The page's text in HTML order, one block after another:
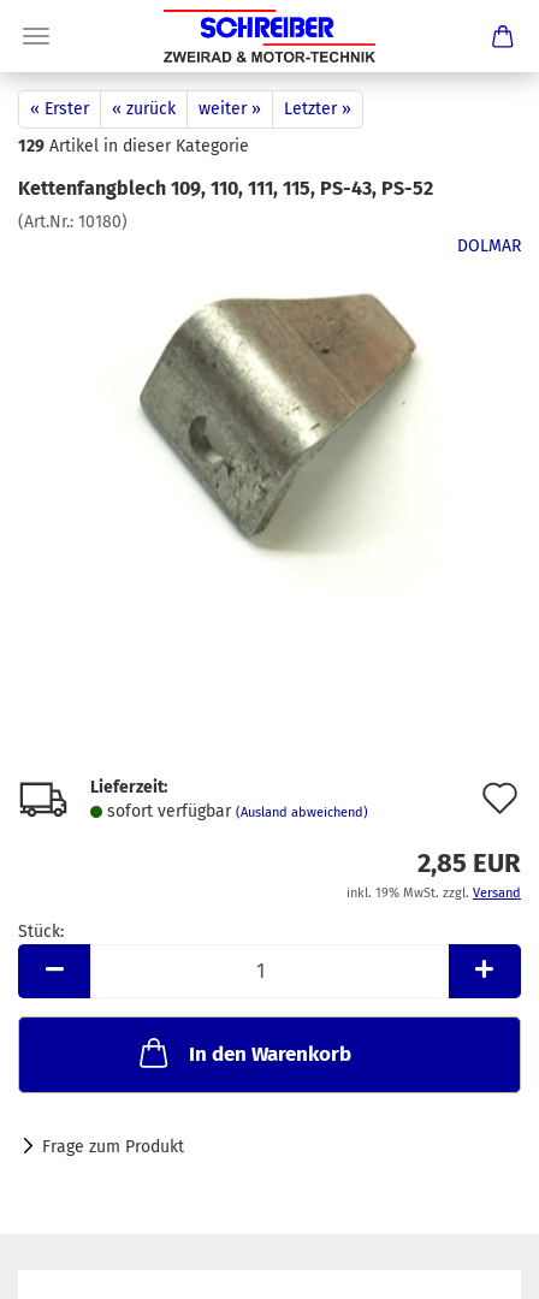
« Erster « zurück weiter »
Letzter »
129 Artikel in dieser Kategorie
Kettenfangblech 109, 110, 111, 115, PS-43, PS-52
(Art.Nr.: 10180)
DOLMAR
Lieferzeit:
sofort verfügbar (Ausland abweichend)
2,85 EUR
inkl. 19% MwSt. zzgl. Versand
Stück:
Stück
In den Warenkorb
Frage zum Produkt